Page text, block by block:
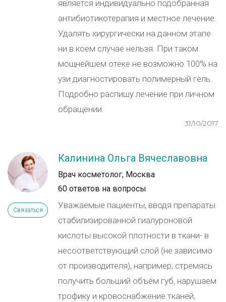
является индивидуально подобранная
антибиотикотерапия и местное лечение.
Удалять хирургически на данном этапе
ни в коем случае нельзя. При таком
мощнейшем отеке не возможно 100% на
узи диагностировать полимерный гель.
Подробно распишу лечение при личном
обращении
31/10/2017
Связаться
Калинина Ольга Вячеславовна
Врач косметолог, Москва
60 ответов на вопросы
Уважаемые пациенты, вводя препараты
стабилизированной гиалуроновой
кислоты высокой плотности в ткани- в
несоответствующий слой (не зависимо
от производителя), например, стремясь
получить больший объём губ, нарушаем
трофику и кровоснабжение тканей,